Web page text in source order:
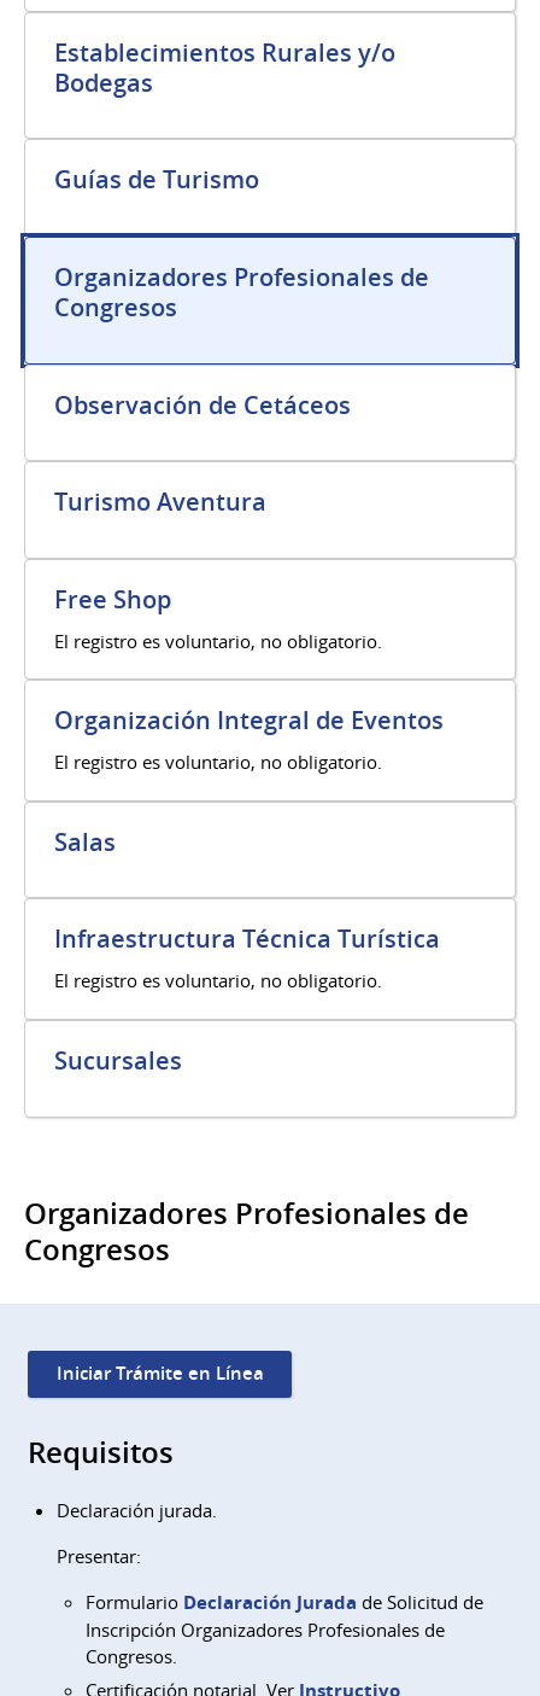
Establecimientos Rurales y/o
Bodegas
Guías de Turismo
Organizadores Profesionales de
Congresos
Observación de Cetáceos
Turismo Aventura
Free Shop
El registro es voluntario, no obligatorio.
Organización Integral de Eventos
El registro es voluntario, no obligatorio.
Salas
Infraestructura Técnica Turística
El registro es voluntario, no obligatorio.
Sucursales
Organizadores Profesionales de
Congresos
Iniciar Trámite en Línea
Requisitos
Declaración jurada.
Presentar:
Formulario Declaración Jurada de Solicitud de
Inscripción Organizadores Profesionales de
Congresos.
Certificación notarial. Ver Instructivo.